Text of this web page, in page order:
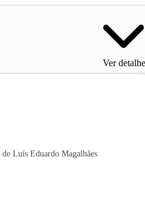
Ver
Luís Eduardo Magalhães